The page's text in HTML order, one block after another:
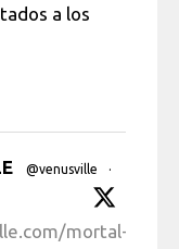
a los
@venusville
·
mortal-